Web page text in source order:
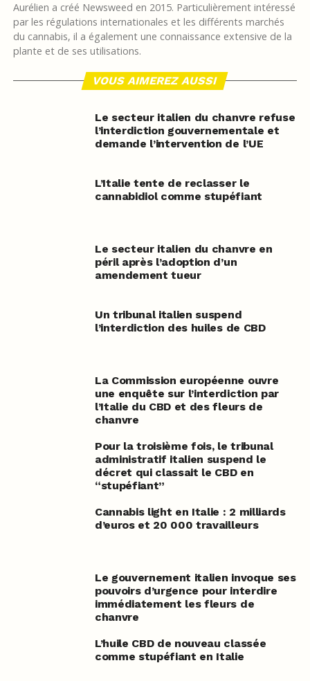
Aurélien a créé Newsweed en 2015. Particulièrement intéressé
par les régulations internationales et les différents marchés
du cannabis, il a également une connaissance extensive de la
plante et de ses utilisations.
VOUS AIMEREZ AUSSI
Le secteur italien du chanvre refuse
l’interdiction gouvernementale et
demande l’intervention de l’UE
L’Italie tente de reclasser le
cannabidiol comme stupéfiant
Le secteur italien du chanvre en
péril après l’adoption d’un
amendement tueur
Un tribunal italien suspend
l’interdiction des huiles de CBD
La Commission européenne ouvre
une enquête sur l’interdiction par
l’Italie du CBD et des fleurs de
chanvre
Pour la troisième fois, le tribunal
administratif italien suspend le
décret qui classait le CBD en
“stupéfiant”
Cannabis light en Italie : 2 milliards
d’euros et 20 000 travailleurs
Le gouvernement italien invoque ses
pouvoirs d’urgence pour interdire
immédiatement les fleurs de
chanvre
L’huile CBD de nouveau classée
comme stupéfiant en Italie